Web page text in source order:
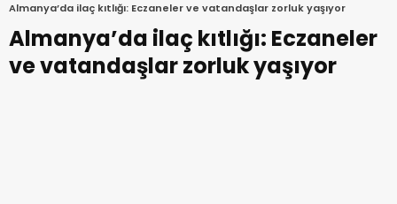
Almanya’da ilaç kıtlığı: Eczaneler ve vatandaşlar zorluk yaşıyor
Almanya’da ilaç kıtlığı: Eczaneler
ve vatandaşlar zorluk yaşıyor